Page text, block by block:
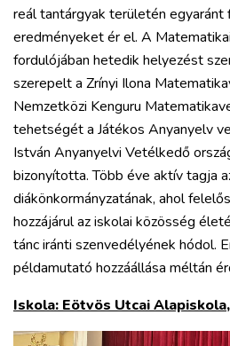
reál tantárgyak területén
eredményeket ér el. A
fordulójában hetedik helyezést
szerepelt a Zrínyi Ilona
Nemzetközi Kenguru
tehetségét a Játékos Anyanyelv
István Anyanyelvi Vetélkedő
bizonyította. Több éve aktív tagja
diákönkormányzatának, ahol
hozzájárul az iskolai közösség
tánc iránti szenvedélyének hódol.
példamutató hozzáállása méltán
Iskola: Eötvös Utcai